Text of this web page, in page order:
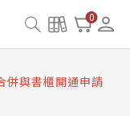
0
及資產合併結果
中，本站同步暫
併與書櫃開通申請